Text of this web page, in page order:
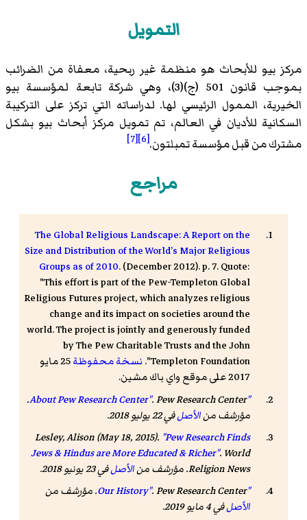
التمويل
مركز بيو للأبحاث هو منظمة غير ربحية، معفاة من الضرائب
بموجب قانون 501 (ج)(3)، وهي شركة تابعة لمؤسسة بيو
الخيرية، الممول الرئيسي لها. لدراساته التي تركز على التركيبة
السكانية للأديان في العالم، تم تمويل مركز أبحاث بيو بشكل
مشترك من قبل مؤسسة تمبلتون.[6]
[7]
مراجع
The Global Religious Landscape: A Report on the
Size and Distribution of the World’s Major Religious
Groups as of 2010. (December 2012). p. 7. Quote:
"This effort is part of the Pew-Templeton Global
Religious Futures project, which analyzes religious
change and its impact on societies around the
world. The project is jointly and generously funded
by The Pew Charitable Trusts and the John
Templeton Foundation". نسخة محفوظة
25 مايو
2017 على موقع واي باك مشين.
"About Pew Research Center"
. Pew Research Center.
مؤرشف منالأصلفي 22 يوليو 2018
.
Lesley, Alison (May 18, 2015). "Pew Research Finds
Jews & Hindus are More Educated & Richer". World
Religion News. مؤرشف من
الأصلفي 23 يونيو 2018
.
"Our History"
.Pew Research Center
. مؤرشف من
الأصلفي 4 مايو 2019
.